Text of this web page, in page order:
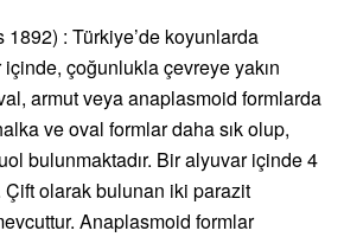
1892) : Türkiye’de koyunlarda
içinde, çoğunlukla çevreye yakın
armut veya anaplasmoid formlarda
ve oval formlar daha sık olup,
bulunmaktadır. Bir alyuvar içinde 4
olarak bulunan iki parazit
Anaplasmoid formlar